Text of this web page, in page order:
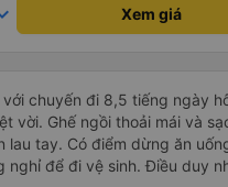
Xem giá
chuyến đi 8,5 tiếng ngày
vời. Ghế ngồi thoải mái và
lau tay. Có điểm dừng ăn
nghỉ để đi vệ sinh. Điều duy